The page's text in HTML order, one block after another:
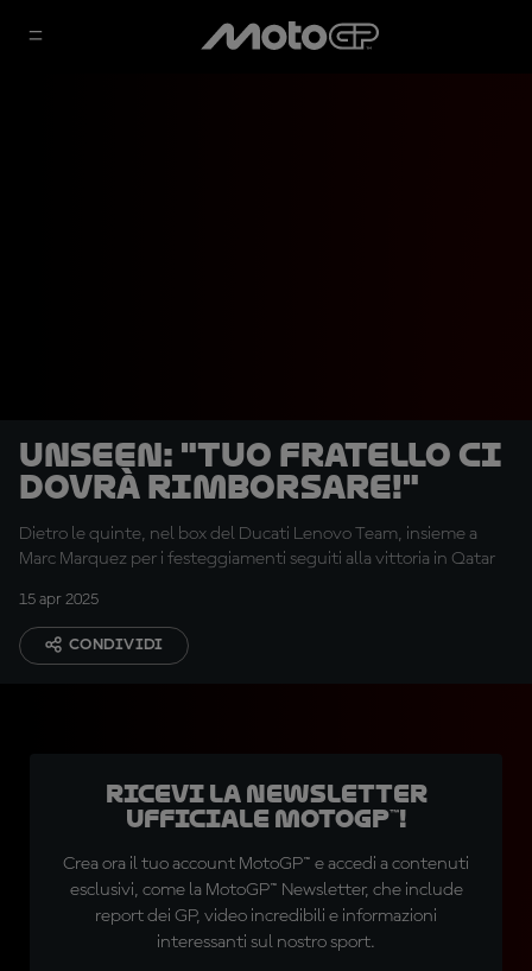
UNSEEN: "Tuo fratello ci
dovrà rimborsare!"
Dietro le quinte, nel box del Ducati Lenovo Team, insieme a
Marc Marquez per i festeggiamenti seguiti alla vittoria in Qatar
15 apr 2025
CONDIVIDI
Ricevi la newsletter
ufficiale MotoGP™!
Crea ora il tuo account MotoGP™ e accedi a contenuti
esclusivi, come la MotoGP™ Newsletter, che include
report dei GP, video incredibili e informazioni
interessanti sul nostro sport.